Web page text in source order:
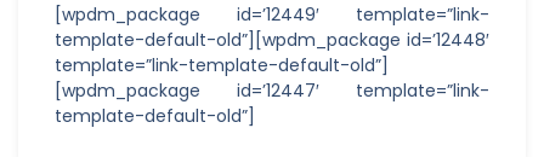
[wpdm_package id=’12449′ template=”link-
template-default-old”][wpdm_package id=’12448′
template=”link-template-default-old”]
[wpdm_package id=’12447′ template=”link-
template-default-old”]